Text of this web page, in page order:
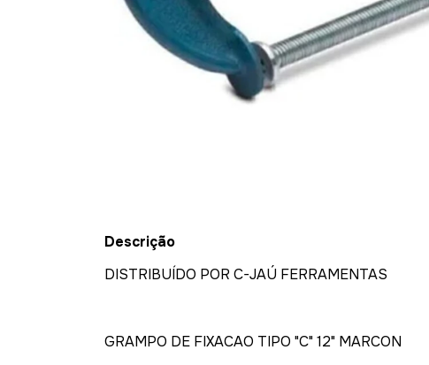
Descrição
DISTRIBUÍDO POR C-JAÚ FERRAMENTAS
GRAMPO DE FIXACAO TIPO "C" 12" MARCON